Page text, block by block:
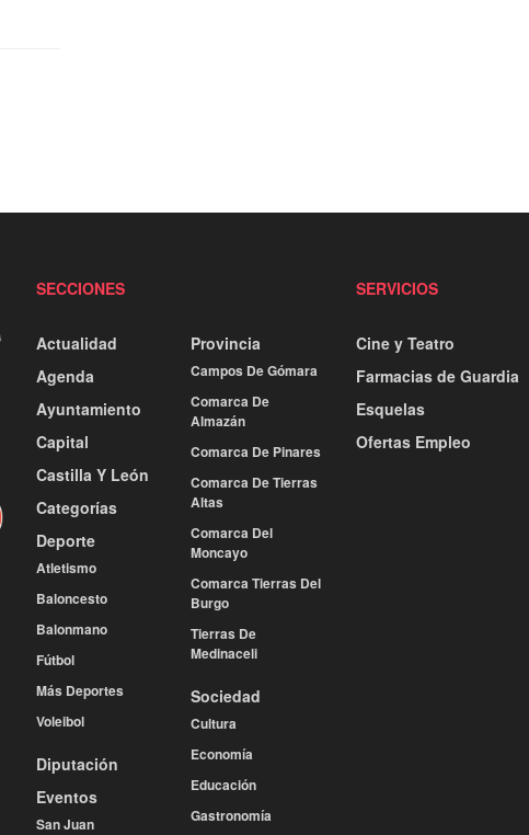
SECCIONES
Actualidad
Agenda
Ayuntamiento
Capital
Castilla Y León
Categorías
Deporte
Atletismo
Baloncesto
Balonmano
Fútbol
Más Deportes
Voleibol
Diputación
Eventos
San Juan
Provincia
Campos De Gómara
Comarca De
Almazán
Comarca De Pinares
Comarca De Tierras
Altas
Comarca Del
Moncayo
Comarca Tierras Del
Burgo
Tierras De
Medinaceli
Sociedad
Cultura
Economía
Educación
Gastronomía
SERVICIOS
Cine y Teatro
Farmacias de Guardia
Esquelas
Ofertas Empleo